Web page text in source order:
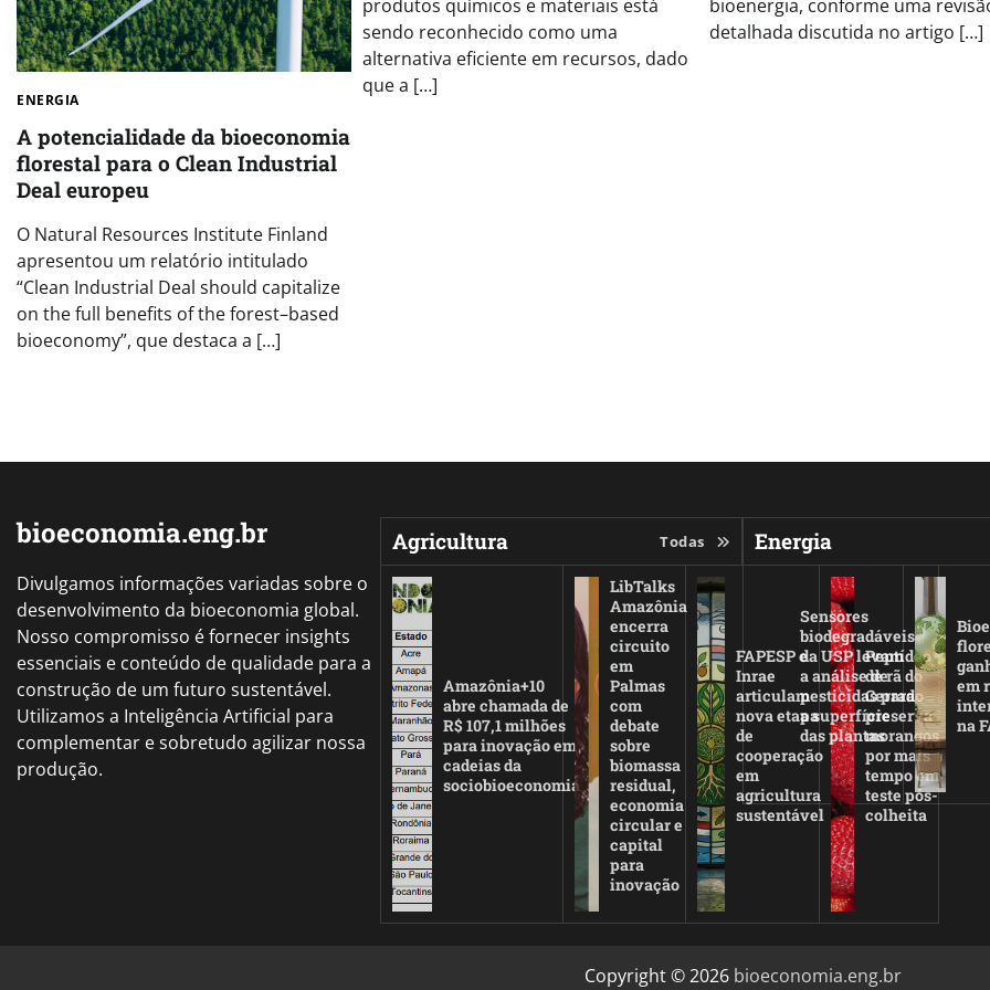
ENERGIA
A potencialidade da bioeconomia
florestal para o Clean Industrial
Deal europeu
O Natural Resources Institute Finland
apresentou um relatório intitulado
“Clean Industrial Deal should capitalize
on the full benefits of the forest–based
bioeconomy”, que destaca a […]
produtos químicos e materiais está
sendo reconhecido como uma
alternativa eficiente em recursos, dado
que a […]
bioenergia, conforme uma
detalhada discutida no artigo […]
bioeconomia.eng.br
Divulgamos informações variadas sobre o
desenvolvimento da bioeconomia global.
Nosso compromisso é fornecer insights
essenciais e conteúdo de qualidade para a
construção de um futuro sustentável.
Utilizamos a Inteligência Artificial para
complementar e sobretudo agilizar nossa
produção.
Agricultura Todas
Amazônia+10
abre chamada de
R$ 107,1 milhões
para inovação em
cadeias da
sociobioeconomia
LibTalks
Amazônia
encerra
circuito
em
Palmas
com
debate
sobre
biomassa
residual,
economia
circular e
capital
para
inovação
FAPESP e
Inrae
articulam
nova etapa
de
cooperação
em
agricultura
sustentável
Peptídeo
de rã do
Cerrado
preserva
morangos
por mais
tempo em
teste pós-
colheita
Energia
Sensores
biodegradáveis
da USP levam
a análise de
pesticidas para
a superfície
das plantas
em
na
Copyright © 2026 bioeconomia.eng.br